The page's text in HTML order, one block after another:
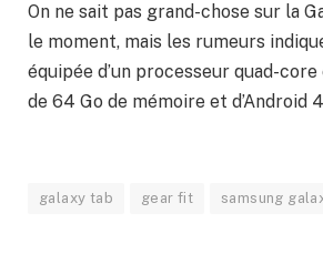
On ne sait pas grand-chose sur la
le moment, mais les rumeurs
équipée d’un processeur quad-core
de 64 Go de mémoire et d’Android
galaxy tab gear fit samsung